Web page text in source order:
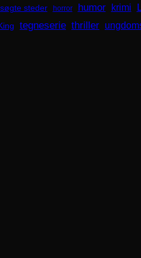
steder horror humor krimi
tegneserie thriller